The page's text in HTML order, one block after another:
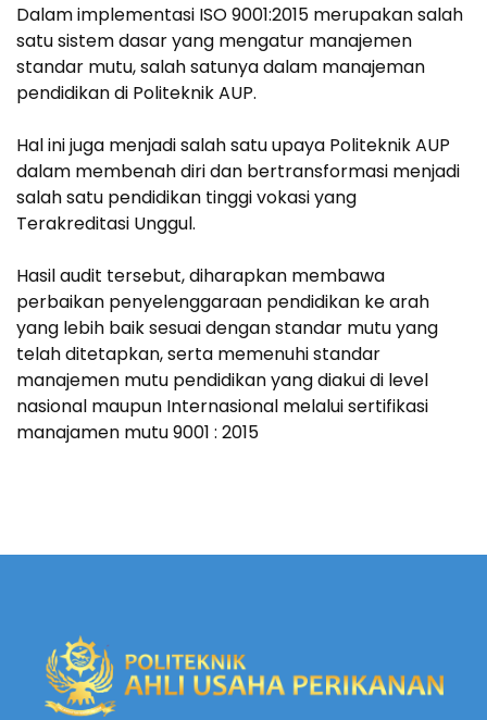
Dalam implementasi ISO 9001:2015 merupakan salah
satu sistem dasar yang mengatur manajemen
standar mutu, salah satunya dalam manajeman
pendidikan di Politeknik AUP.
Hal ini juga menjadi salah satu upaya Politeknik AUP
dalam membenah diri dan bertransformasi menjadi
salah satu pendidikan tinggi vokasi yang
Terakreditasi Unggul.
Hasil audit tersebut, diharapkan membawa
perbaikan penyelenggaraan pendidikan ke arah
yang lebih baik sesuai dengan standar mutu yang
telah ditetapkan, serta memenuhi standar
manajemen mutu pendidikan yang diakui di level
nasional maupun Internasional melalui sertifikasi
manajamen mutu 9001 : 2015